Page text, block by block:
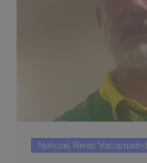
Noticias Rivas Vaciamadrid